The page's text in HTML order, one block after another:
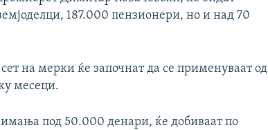
187.000 пензионери, но и над 70
на мерки ќе започнат да се применуваат од
месеци.
под 50.000 денари, ќе добиваат по